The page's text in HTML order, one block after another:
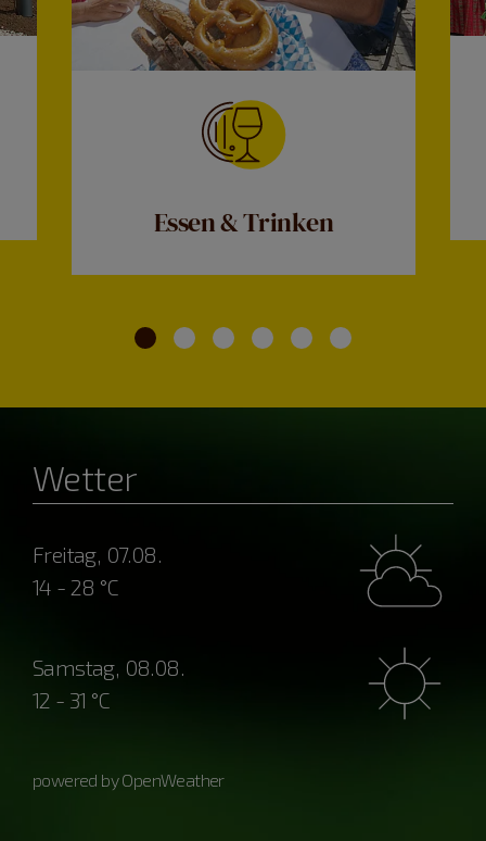
Essen & Trinken
Wetter
Freitag, 07.08.
14 - 28 °C
Samstag, 08.08.
12 - 31 °C
powered by OpenWeather